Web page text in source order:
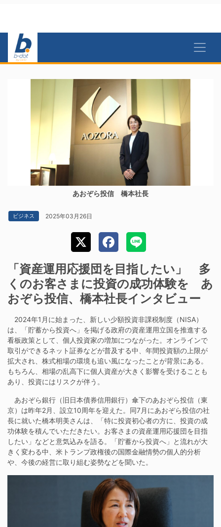
あおぞら投信 橋本社長
ビジネス 2025年03月26日
「資産運用応援団を目指したい」 多
くのお客さまに投資の成功体験を あ
おぞら投信、橋本社長インタビュー
2024年1月に始まった、新しい少額投資非課税制度（NISA）
は、「貯蓄から投資へ」を掲げる政府の資産運用立国を推進する
看板政策として、個人投資家の増加につながった。オンラインで
取引ができるネット証券などが普及する中、年間投資額の上限が
拡大され、株式相場の環境も追い風になったことが背景にある。
もちろん、相場の乱高下に個人資産が大きく影響を受けることも
あり、投資にはリスクが伴う。
あおぞら銀行（旧日本債券信用銀行）傘下のあおぞら投信（東
京）は昨年2月、設立10周年を迎えた。同7月にあおぞら投信の社
長に就いた橋本明美さんは、「特に投資初心者の方に、投資の成
功体験を積んでいただきたい。お客さまの資産運用応援団を目指
したい」などと意気込みを語る。「貯蓄から投資へ」と流れが大
きく変わる中、米トランプ政権後の国際金融情勢の個人的分析
や、今後の経営に取り組む姿勢などを聞いた。